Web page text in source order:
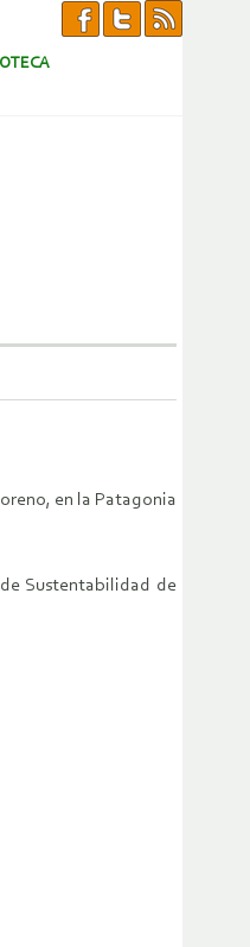
en la Patagonia
Sustentabilidad de